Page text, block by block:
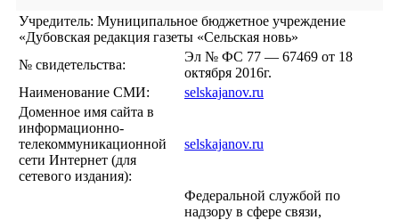
Учредитель: Муниципальное бюджетное учреждение
«Дубовская редакция газеты «Сельская новь»
№ свидетельства:
Эл № ФС 77 — 67469 от 18
октября 2016г.
Наименование СМИ:
selskajanov.ru
Доменное имя сайта в
информационно-
телекоммуникационной
сети Интернет (для
сетевого издания):
selskajanov.ru
Федеральной службой по
надзору в сфере связи,